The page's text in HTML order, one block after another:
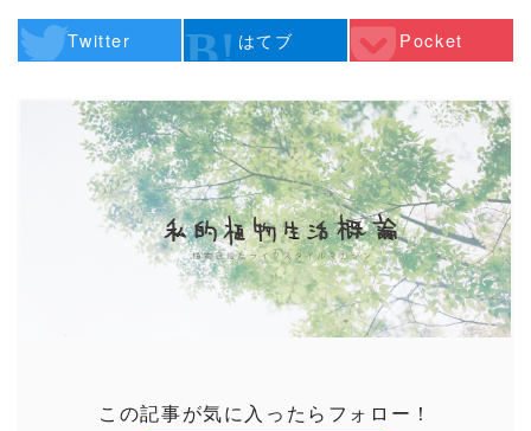
Twitter はてブ Pocket
この記事が気に入ったらフォロー！